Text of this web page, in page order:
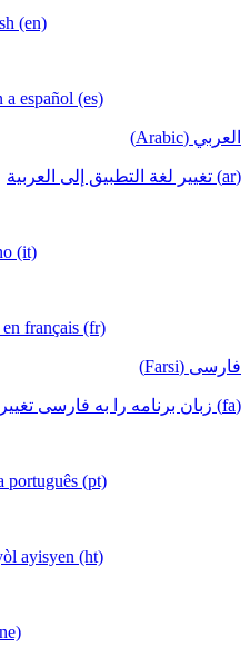
(en)
español (es)
العربي (Arabic)
(ar) تغيير لغة التطبيق إلى العربية
(it)
français (fr)
فارسی (Farsi)
(fa) زبان برنامه را به فارسی تغییر دهید
português (pt)
ayisyen (ht)